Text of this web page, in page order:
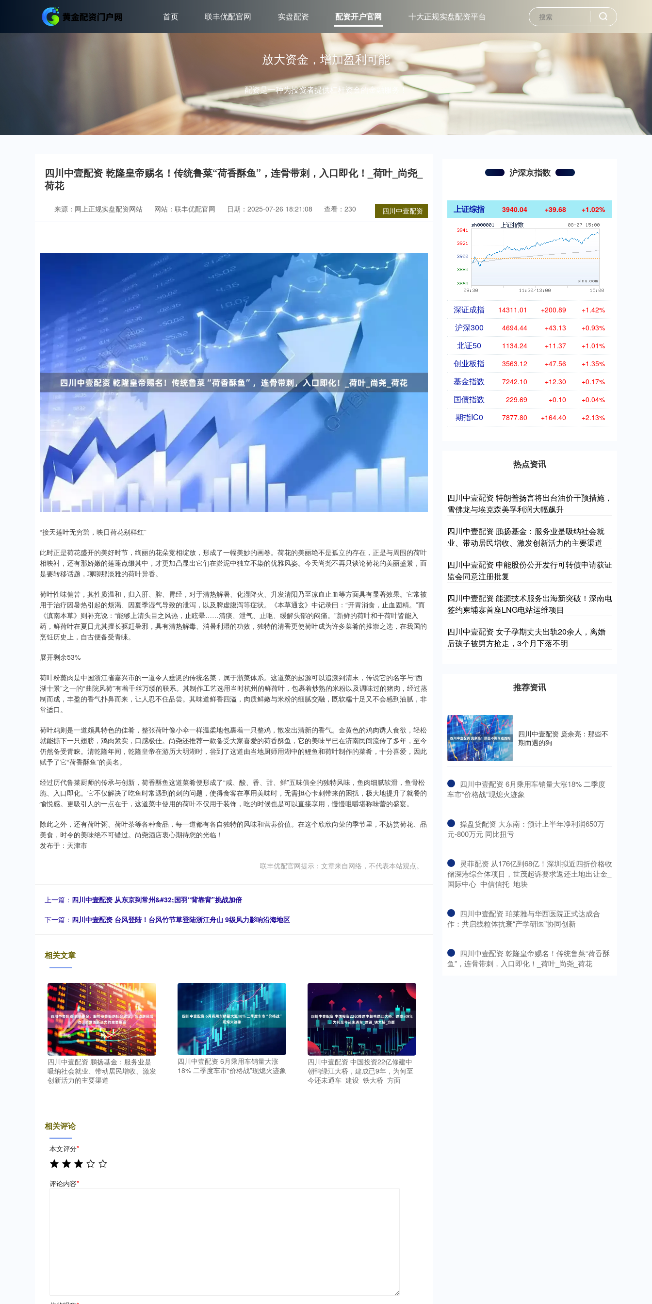
首页 联丰优配官网 实盘配资 配资开户官网 十大正规实盘配资平台
放大资金，增加盈利可能
配资是一种为投资者提供杠杆资金的金融服务！
四川中壹配资 乾隆皇帝赐名！传统鲁菜“荷香酥鱼”，连骨带刺，入口即化！_荷叶_尚尧_
荷花
四川中壹配资
来源：网上正规实盘配资网站 网站：联丰优配官网 日期：2025-07-26 18:21:08 查看：230
“接天莲叶无穷碧，映日荷花别样红”
此时正是荷花盛开的美好时节，绚丽的花朵竞相绽放，形成了一幅美妙的画卷。荷花的美丽绝不是孤立的存在，正是与周围的荷叶
相映衬，还有那娇嫩的莲蓬点缀其中，才更加凸显出它们在淤泥中独立不染的优雅风姿。今天尚尧不再只谈论荷花的美丽盛景，而
是要转移话题，聊聊那淡雅的荷叶异香。
荷叶性味偏苦，其性质温和，归入肝、脾、胃经，对于清热解暑、化湿降火、升发清阳乃至凉血止血等方面具有显著效果。它常被
用于治疗因暑热引起的烦渴、因夏季湿气导致的泄泻，以及脾虚腹泻等症状。《本草通玄》中记录曰：“开胃消食，止血固精。”而
《滇南本草》则补充说：“能够上清头目之风热，止眩晕……清痰、泄气、止呕、缓解头部的闷痛。”新鲜的荷叶和干荷叶皆能入
药，鲜荷叶在夏日尤其擅长驱赶暑邪，具有清热解毒、消暑利湿的功效，独特的清香更使荷叶成为许多菜肴的推崇之选，在我国的
烹饪历史上，自古便备受青睐。
展开剩余53%
荷叶粉蒸肉是中国浙江省嘉兴市的一道令人垂涎的传统名菜，属于浙菜体系。这道菜的起源可以追溯到清末，传说它的名字与“西
湖十景”之一的“曲院风荷”有着千丝万缕的联系。其制作工艺选用当时杭州的鲜荷叶，包裹着炒熟的米粉以及调味过的猪肉，经过蒸
制而成，丰盈的香气扑鼻而来，让人忍不住品尝。其味道鲜香四溢，肉质鲜嫩与米粉的细腻交融，既软糯十足又不会感到油腻，非
常适口。
荷叶鸡则是一道颇具特色的佳肴，整张荷叶像小伞一样温柔地包裹着一只整鸡，散发出清新的香气。金黄色的鸡肉诱人食欲，轻松
就能撕下一只翅膀，鸡肉紧实，口感极佳。尚尧还推荐一款备受大家喜爱的荷香酥鱼，它的美味早已在济南民间流传了多年，至今
仍然备受青睐。清乾隆年间，乾隆皇帝在游历大明湖时，尝到了这道由当地厨师用湖中的鲤鱼和荷叶制作的菜肴，十分喜爱，因此
赋予了它“荷香酥鱼”的美名。
经过历代鲁菜厨师的传承与创新，荷香酥鱼这道菜肴便形成了“咸、酸、香、甜、鲜”五味俱全的独特风味，鱼肉细腻软滑，鱼骨松
脆、入口即化。它不仅解决了吃鱼时常遇到的刺的问题，使得食客在享用美味时，无需担心卡刺带来的困扰，极大地提升了就餐的
愉悦感。更吸引人的一点在于，这道菜中使用的荷叶不仅用于装饰，吃的时候也是可以直接享用，慢慢咀嚼堪称味蕾的盛宴。
除此之外，还有荷叶粥、荷叶茶等各种食品，每一道都有各自独特的风味和营养价值。在这个欣欣向荣的季节里，不妨赏荷花、品
美食，时令的美味绝不可错过。尚尧酒店衷心期待您的光临！
发布于：天津市
联丰优配官网提示：文章来自网络，不代表本站观点。
上一篇： 四川中壹配资 从东京到常州&#32;国羽“背靠背”挑战加倍
下一篇： 四川中壹配资 台风登陆！台风竹节草登陆浙江舟山 9级风力影响沿海地区
相关文章
四川中壹配资 鹏扬基金：服务业是
吸纳社会就业、带动居民增收、激发
创新活力的主要渠道
四川中壹配资 6月乘用车销量大涨
18% 二季度车市“价格战”现熄火迹象
四川中壹配资 中国投资22亿修建中
朝鸭绿江大桥，建成已9年，为何至
今还未通车_建设_铁大桥_方面
相关评论
本文评分*
评论内容*
沪深京指数
上证综指 3940.04 +39.68 +1.02%
深证成指 14311.01 +200.89 +1.42%
沪深300 4694.44 +43.13 +0.93%
北证50 1134.24 +11.37 +1.01%
创业板指 3563.12 +47.56 +1.35%
基金指数 7242.10 +12.30 +0.17%
国债指数 229.69 +0.10 +0.04%
期指IC0 7877.80 +164.40 +2.13%
热点资讯
四川中壹配资 特朗普扬言将出台油价干预措施，
雪佛龙与埃克森美孚利润大幅飙升
四川中壹配资 鹏扬基金：服务业是吸纳社会就
业、带动居民增收、激发创新活力的主要渠道
四川中壹配资 申能股份公开发行可转债申请获证
监会同意注册批复
四川中壹配资 能源技术服务出海新突破！深南电
签约柬埔寨首座LNG电站运维项目
四川中壹配资 女子孕期丈夫出轨20余人，离婚
后孩子被男方抢走，3个月下落不明
推荐资讯
四川中壹配资 庞余亮：那些不
期而遇的狗
​四川中壹配资 6月乘用车销量大涨18% 二季度
车市“价格战”现熄火迹象
​操盘贷配资 大东南：预计上半年净利润650万
元-800万元 同比扭亏
​灵菲配资 从176亿到68亿！深圳拟近四折价格收
储深港综合体项目，世茂起诉要求返还土地出让金_
国际中心_中信信托_地块
​四川中壹配资 珀莱雅与华西医院正式达成合
作：共启线粒体抗衰“产学研医”协同创新
​四川中壹配资 乾隆皇帝赐名！传统鲁菜“荷香酥
鱼”，连骨带刺，入口即化！_荷叶_尚尧_荷花